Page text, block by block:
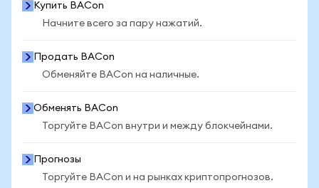
Купить BACon
Начните всего за пару нажатий.
Продать BACon
Обменяйте BACon на наличные.
Обменять BACon
Торгуйте BACon внутри и между блокчейнами.
Прогнозы
Торгуйте BACon и на рынках криптопрогнозов.